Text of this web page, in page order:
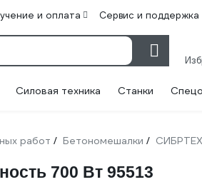
и оплата Сервис и поддержка
Силовая техника Станки
работ / Бетономешалки / СИБРТЕХ
700 Вт 95513